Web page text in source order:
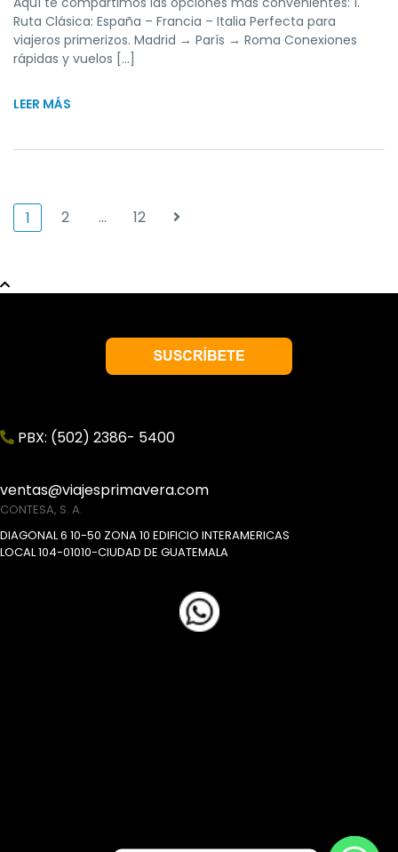
Ruta Clásica: España – Francia – Italia Perfecta para
viajeros primerizos. Madrid → París → Roma Conexiones
rápidas y vuelos […]
LEER MÁS
1 2 … 12
PBX: (502) 2386- 5400
ventas@viajesprimavera.com
CONTESA, S. A.
DIAGONAL 6 10-50 ZONA 10 EDIFICIO INTERAMERICAS
LOCAL 104-01010-CIUDAD DE GUATEMALA